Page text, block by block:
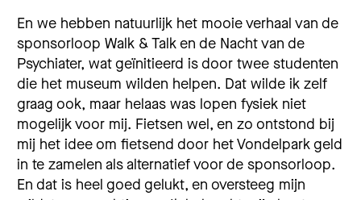
En we hebben natuurlijk het mooie verhaal van de
sponsorloop Walk & Talk en de Nacht van de
Psychiater, wat geïnitieerd is door twee studenten
die het museum wilden helpen. Dat wilde ik zelf
graag ook, maar helaas was lopen fysiek niet
mogelijk voor mij. Fietsen wel, en zo ontstond bij
mij het idee om fietsend door het Vondelpark geld
in te zamelen als alternatief voor de sponsorloop.
En dat is heel goed gelukt, en oversteeg mijn